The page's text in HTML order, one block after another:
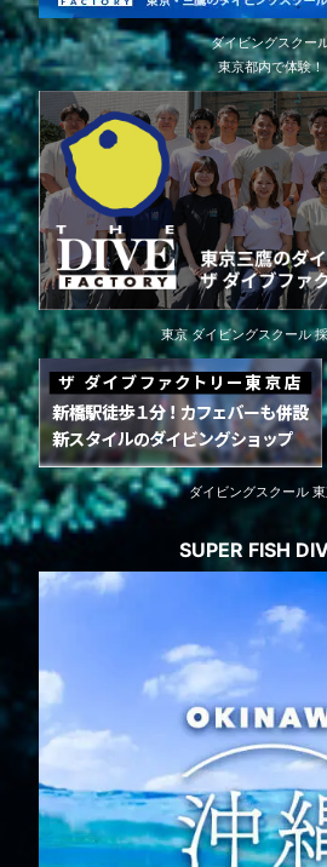
ダイビングスクー
東京都内で体験！
東京 ダイビングスクール
ダイビングスクール
SUPER FISH